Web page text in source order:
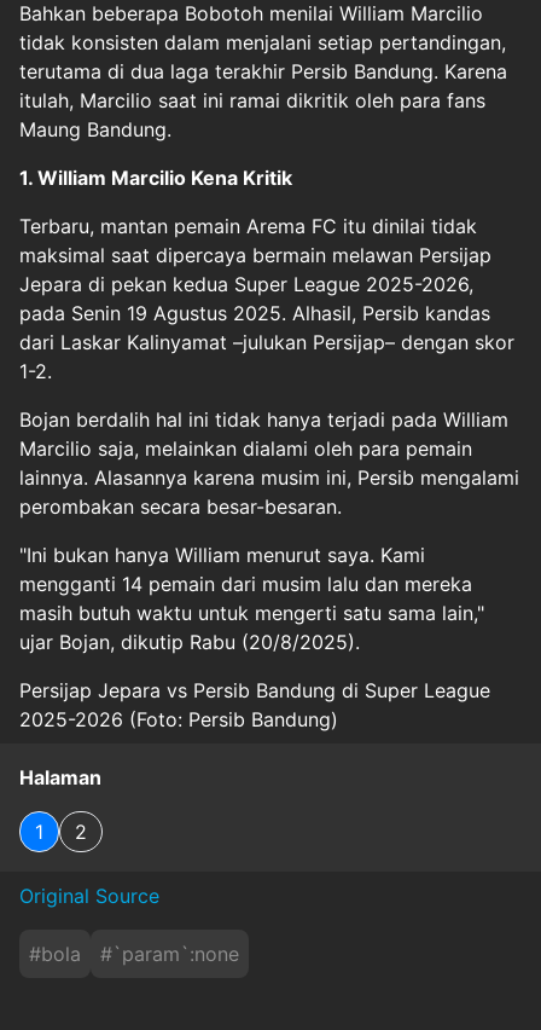
Bahkan beberapa Bobotoh menilai William Marcilio
tidak konsisten dalam menjalani setiap pertandingan,
terutama di dua laga terakhir Persib Bandung. Karena
itulah, Marcilio saat ini ramai dikritik oleh para fans
Maung Bandung.
1. William Marcilio Kena Kritik
Terbaru, mantan pemain Arema FC itu dinilai tidak
maksimal saat dipercaya bermain melawan Persijap
Jepara di pekan kedua Super League 2025-2026,
pada Senin 19 Agustus 2025. Alhasil, Persib kandas
dari Laskar Kalinyamat –julukan Persijap– dengan skor
1-2.
Bojan berdalih hal ini tidak hanya terjadi pada William
Marcilio saja, melainkan dialami oleh para pemain
lainnya. Alasannya karena musim ini, Persib mengalami
perombakan secara besar-besaran.
"Ini bukan hanya William menurut saya. Kami
mengganti 14 pemain dari musim lalu dan mereka
masih butuh waktu untuk mengerti satu sama lain,"
ujar Bojan, dikutip Rabu (20/8/2025).
Persijap Jepara vs Persib Bandung di Super League
2025-2026 (Foto: Persib Bandung)
Halaman
1 2
Original Source
#bola #`param`:none